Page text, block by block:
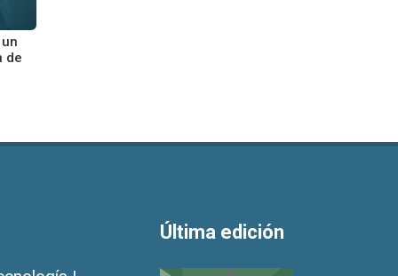
de
Última edición